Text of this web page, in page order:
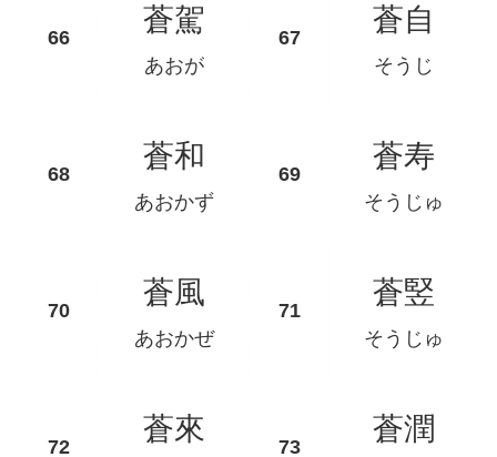
蒼駕
あおが
蒼自
そうじ
蒼和
あおかず
蒼寿
そうじゅ
蒼風
あおかぜ
蒼竪
そうじゅ
蒼來 蒼潤